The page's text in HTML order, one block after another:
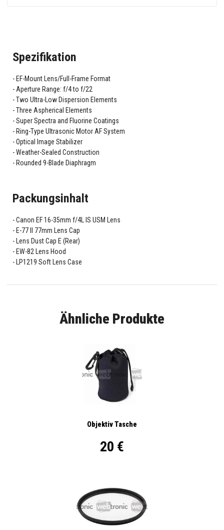
Spezifikation
EF-Mount Lens/Full-Frame Format
Aperture Range: f/4 to f/22
Two Ultra-Low Dispersion Elements
Three Aspherical Elements
Super Spectra and Fluorine Coatings
Ring-Type Ultrasonic Motor AF System
Optical Image Stabilizer
Weather-Sealed Construction
Rounded 9-Blade Diaphragm
Packungsinhalt
Canon EF 16-35mm f/4L IS USM Lens
E-77 II 77mm Lens Cap
Lens Dust Cap E (Rear)
EW-82 Lens Hood
LP1219 Soft Lens Case
Ähnliche Produkte
Objektiv Tasche
20 €